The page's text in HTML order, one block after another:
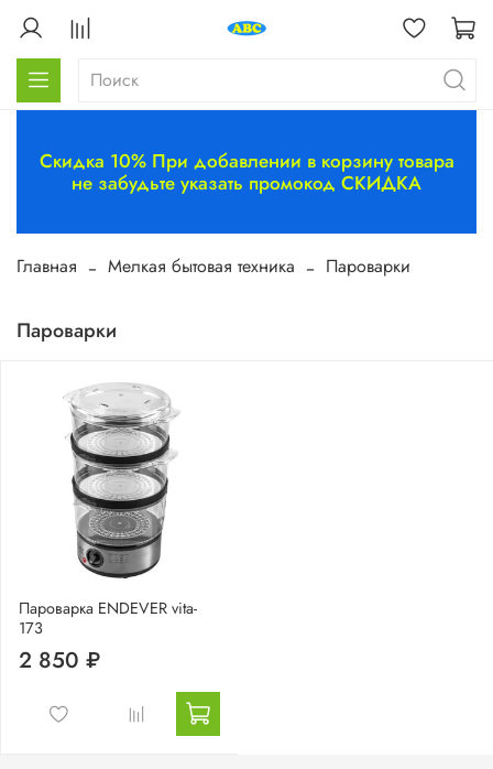
Скидка 10% При добавлении в корзину товара
не забудьте указать промокод СКИДКА
Главная Мелкая бытовая техника Пароварки
Пароварки
Пароварка ENDEVER vita-
173
2 850 ₽